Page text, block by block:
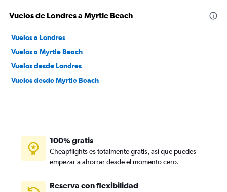
Vuelos de Londres a Myrtle Beach
Vuelos a Londres
Vuelos a Myrtle Beach
Vuelos desde Londres
Vuelos desde Myrtle Beach
100% gratis
Cheapflights es totalmente gratis, así que puedes
empezar a ahorrar desde el momento cero.
Reserva con flexibilidad